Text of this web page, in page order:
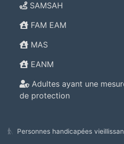
SAMSAH
FAM EAM
MAS
EANM
Adultes ayant une
de protection
Personnes handicapées